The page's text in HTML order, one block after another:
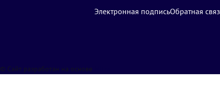
Электронная подписьОбратная
© Сайт разработан на основе